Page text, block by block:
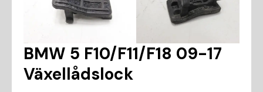
BMW 5 F10/F11/F18 09-17
Växellådslock